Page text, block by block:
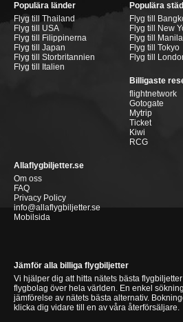
Populära länder
Flyg till Thailand
Flyg till USA
Flyg till Filippinerna
Flyg till Japan
Flyg till Storbritannien
Flyg till Italien
Populära
Flyg till
Flyg till New
Flyg till Manila
Flyg till Tokyo
Flyg till
Billigaste
flightnetwork
Gotogate
Mytrip
Ticket
Kiwi
RCG
Allaflygbiljetter.se
Om oss
FAQ
Privacy Policy
info@allaflygbiljetter.se
Mobilsida
Jämför alla billiga flygbiljetter
Vi hjälper dig att hitta nätets bästa
flygbolag över hela världen. En enkel
jämförelse av nätets bästa alternativ.
klicka dig vidare till en av våra återförsäljare.